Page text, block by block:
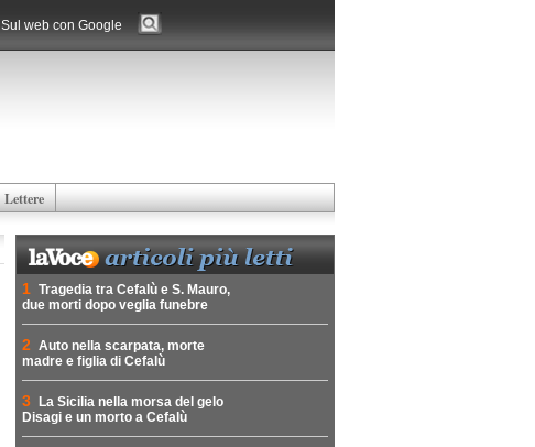
Sul web con Google
Lettere
1 Tragedia tra Cefalù e S. Mauro,
due morti dopo veglia funebre
2 Auto nella scarpata, morte
madre e figlia di Cefalù
3
La Sicilia nella morsa del gelo
Disagi e un morto a Cefalù